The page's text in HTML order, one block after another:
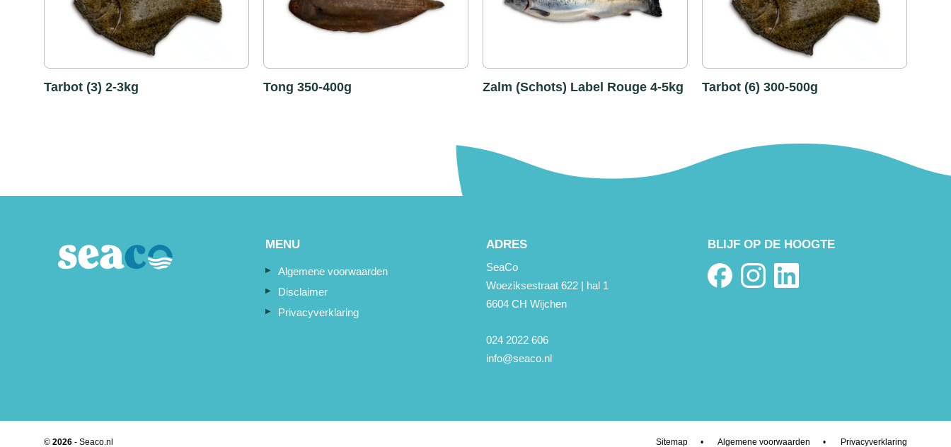
Tarbot (3) 2-3kg Tong 350-400g Zalm (Schots) Label Rouge 4-5kg Tarbot (6) 300-500g
MENU
Algemene voorwaarden
Disclaimer
Privacyverklaring
ADRES
SeaCo
Woeziksestraat 622 | hal 1
6604 CH Wijchen
024 2022 606
info@seaco.nl
BLIJF OP DE HOOGTE
© 2026 - Seaco.nl Sitemap • Algemene voorwaarden • Privacyverklaring